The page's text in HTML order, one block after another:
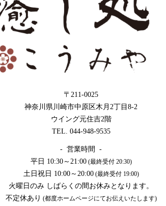
〒211-0025
神奈川県川崎市中原区木月2丁目8-2
ウイング元住吉2階
TEL. 044-948-9535
- 営業時間 -
平日 10:30～21:00(最終受付 20:30)
土日祝日 10:00～20:00(最終受付 19:00)
火曜日のみ しばらくの間お休みとなります。
不定休あり (都度ホームページにてお伝えいたします)